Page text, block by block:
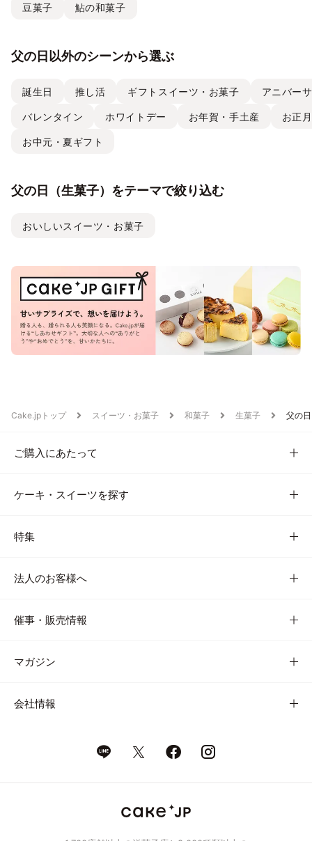
豆菓子 鮎の和菓子
父の日以外のシーンから選ぶ
誕生日 推し活 ギフトスイーツ・お菓子 アニバー
バレンタイン ホワイトデー お年賀・手土産 お正月
お中元・夏ギフト
父の日（生菓子）をテーマで絞り込む
おいしいスイーツ・お菓子
Cake.jpトップ スイーツ・お菓子 和菓子 生菓子 父の日
ご購入にあたって
ケーキ・スイーツを探す
特集
法人のお客様へ
催事・販売情報
マガジン
会社情報